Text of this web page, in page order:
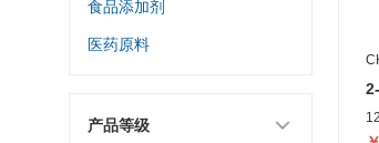
食品添加剂
医药原料
产品等级